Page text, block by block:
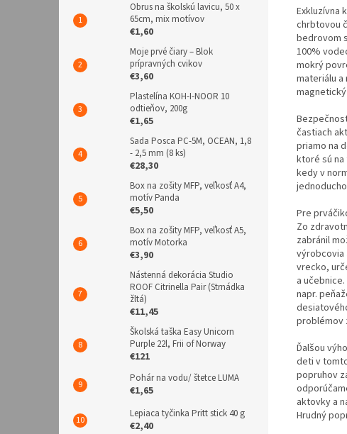
Obrus na školskú lavicu, 50 x
65cm, mix motívov
€1,60
Moje prvé čiary – Blok
prípravných cvikov
€3,60
Plastelína KOH-I-NOOR 10
odtieňov, 200g
€1,65
Sada Posca PC-5M, OCEAN, 1,8
- 2,5 mm (8 ks)
€28,30
Box na zošity MFP, veľkosť A4,
motív Panda
€5,50
Box na zošity MFP, veľkosť A5,
motív Motorka
€3,90
Nástenná dekorácia Studio
ROOF Citrinella Pair (Strnádka
žltá)
€11,45
Školská taška Easy Unicorn
Purple 22l, Frii of Norway
€121
Pohár na vodu/ štetce LUMA
€1,65
Lepiaca tyčinka Pritt stick 40 g
€2,40
Exkluzívna
chrbtovou
bedrovom
100%
mokrý
materiálu
častiach
priamo na
ktoré sú
kedy v
Pre
Zo
zabránil
výrobcovia
vrecko,
a
napr.
problémov
Ďalšou
deti v
popruhov
aktovky a
Hrudný